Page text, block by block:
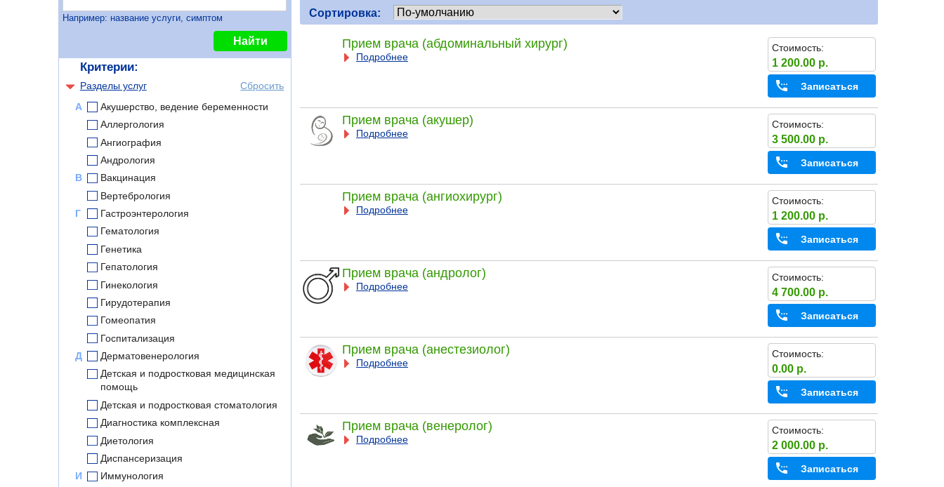
Например: название услуги, симптом
Найти
Критерии:
Разделы услуг
Сбросить
А
Акушерство, ведение беременности
Аллергология
Ангиография
Андрология
В
Вакцинация
Вертебрология
Г
Гастроэнтерология
Гематология
Генетика
Гепатология
Гинекология
Гирудотерапия
Гомеопатия
Госпитализация
Д
Дерматовенерология
Детская и подростковая медицинская
помощь
Детская и подростковая стоматология
Диагностика комплексная
Диетология
Диспансеризация
И
Иммунология
Сортировка:
Прием врача (абдоминальный хирург)
Подробнее
Стоимость:
1 200.00 р.
Записаться
Прием врача (акушер)
Подробнее
Стоимость:
3 500.00 р.
Записаться
Прием врача (ангиохирург)
Подробнее
Стоимость:
1 200.00 р.
Записаться
Прием врача (андролог)
Подробнее
Стоимость:
4 700.00 р.
Записаться
Прием врача (анестезиолог)
Подробнее
Стоимость:
0.00 р.
Записаться
Прием врача (венеролог)
Подробнее
Стоимость:
2 000.00 р.
Записаться